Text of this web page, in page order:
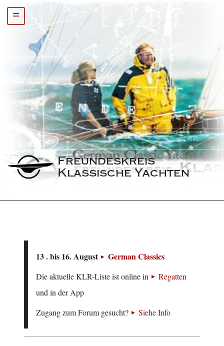
=
Freundeskreis
Klassische Yachten
13 . bis 16. August German Classics
Die aktuelle KLR-Liste ist online in
Regatten
und in der App
Zugang zum Forum gesucht?
Siehe Info